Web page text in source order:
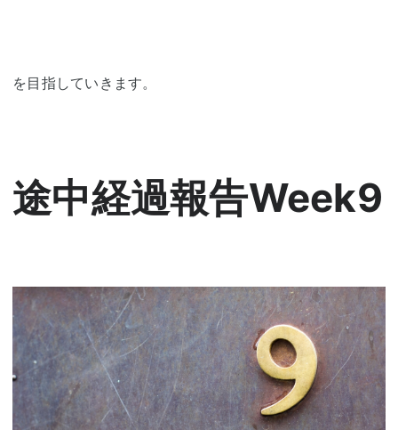
を目指していきます。
途中経過報告Week9